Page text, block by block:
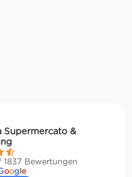
Supermercato &
1837 Bewertungen
oogle